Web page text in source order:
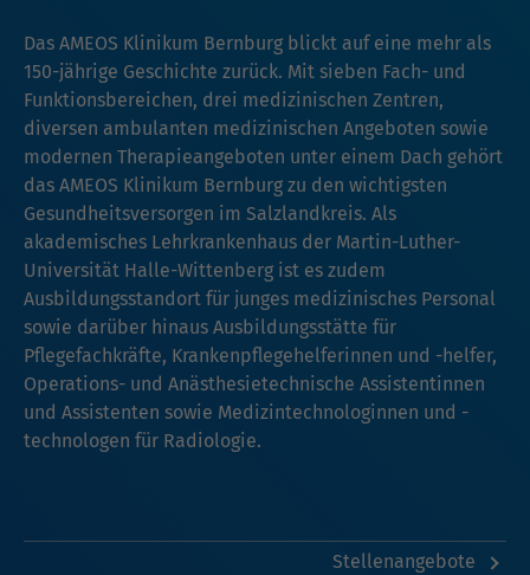
Das AMEOS Klinikum Bernburg blickt auf eine mehr als
150-jährige Geschichte zurück. Mit sieben Fach- und
Funktionsbereichen, drei medizinischen Zentren,
diversen ambulanten medizinischen Angeboten sowie
modernen Therapieangeboten unter einem Dach gehört
das AMEOS Klinikum Bernburg zu den wichtigsten
Gesundheitsversorgen im Salzlandkreis. Als
akademisches Lehrkrankenhaus der Martin-Luther-
Universität Halle-Wittenberg ist es zudem
Ausbildungsstandort für junges medizinisches Personal
sowie darüber hinaus Ausbildungsstätte für
Pflegefachkräfte, Krankenpflegehelferinnen und -helfer,
Operations- und Anästhesietechnische Assistentinnen
und Assistenten sowie Medizintechnologinnen und -
technologen für Radiologie.
Stellenangebote